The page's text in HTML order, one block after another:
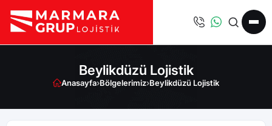
Beylikdüzü Lojistik
Anasayfa›Bölgelerimiz›Beylikdüzü Lojistik